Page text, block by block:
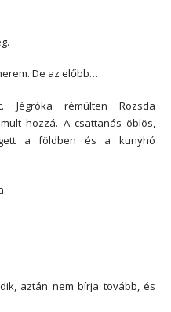
De az előbb…
Jégróka rémülten Rozsda
hozzá. A csattanás öblös,
a földben és a kunyhó
aztán nem bírja tovább, és